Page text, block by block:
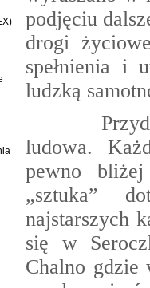
podjęciu
drogi
spełnienia i
ludzką
ludowa.
pewno
„sztuka”
najstarszych
się w
Chalno gdzie